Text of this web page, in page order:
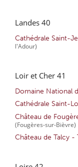
Landes 40
Cathédrale Saint-
l'Adour)
Loir et Cher 41
Domaine National
Cathédrale Saint-
Château de
(Fougères-sur-Bièvre)
Château de Talcy -